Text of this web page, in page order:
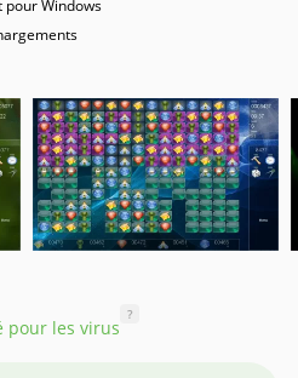
pour Windows
pour les virus
?